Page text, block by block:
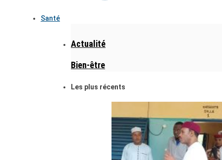
Santé
Actualité
Bien-être
Les plus récents